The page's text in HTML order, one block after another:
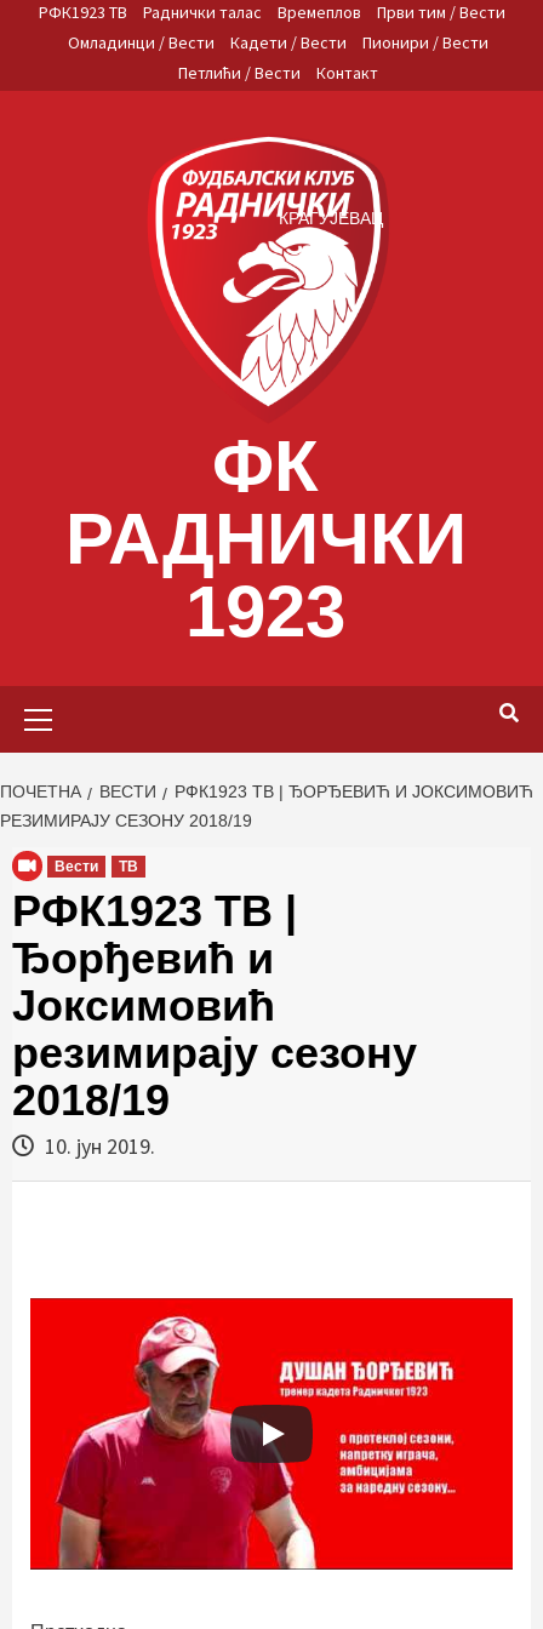
РФК1923 ТВ Раднички талас Времеплов
Први тим / Вести
Омладинци / Вести
Кадети / Вести
Пионири / Вести
Петлићи / Вести
Контакт
ФК
РАДНИЧКИ
1923
КРАГУЈЕВАЦ
ПОЧЕТНА ВЕСТИ
РФК1923 ТВ | ЂОРЂЕВИЋ И ЈОКСИМОВИЋ
РЕЗИМИРАЈУ СЕЗОНУ 2018/19
Вести ТВ
РФК1923 ТВ |
Ђорђевић и
Јоксимовић
резимирају сезону
2018/19
10. јун 2019.